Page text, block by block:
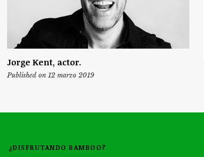
Jorge Kent, actor.
Published on 12 marzo 2019
¿DISFRUTANDO BAMBOO?